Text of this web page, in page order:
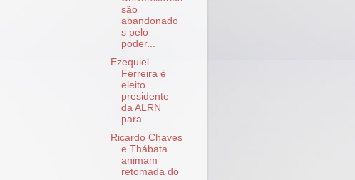
são
abandonado
s pelo
poder...
Ezequiel
Ferreira é
eleito
presidente
da ALRN
para...
Ricardo Chaves
e Thábata
animam
retomada do